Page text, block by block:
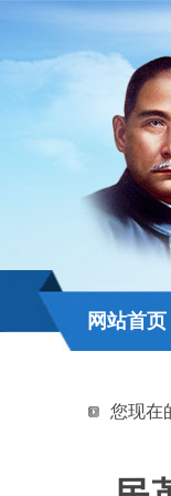
网站首页
您现在